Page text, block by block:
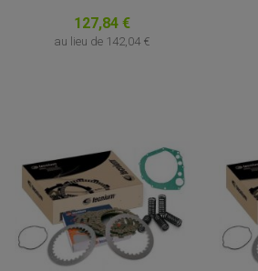
127,84 €
au lieu de 142,04 €